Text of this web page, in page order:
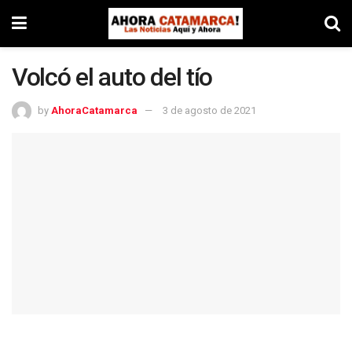
Volcó el auto del tío
by AhoraCatamarca 3 de agosto de 2021